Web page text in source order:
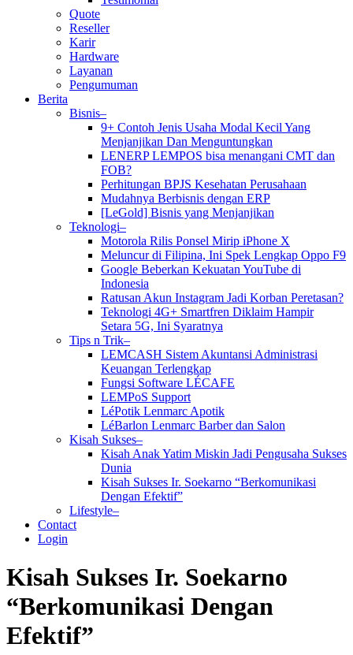
Quote
Reseller
Karir
Hardware
Layanan
Pengumuman
Berita
Bisnis–
9+ Contoh Jenis Usaha Modal Kecil Yang
Menjanjikan Dan Menguntungkan
LENERP LEMPOS bisa menangani CMT dan
FOB?
Perhitungan BPJS Kesehatan Perusahaan
Mudahnya Berbisnis dengan ERP
[LeGold] Bisnis yang Menjanjikan
Teknologi–
Motorola Rilis Ponsel Mirip iPhone X
Meluncur di Filipina, Ini Spek Lengkap Oppo F9
Google Beberkan Kekuatan YouTube di
Indonesia
Ratusan Akun Instagram Jadi Korban Peretasan?
Teknologi 4G+ Smartfren Diklaim Hampir
Setara 5G, Ini Syaratnya
Tips n Trik–
LEMCASH Sistem Akuntansi Administrasi
Keuangan Terlengkap
Fungsi Software LÉCAFE
LEMPoS Support
LéPotik Lenmarc Apotik
LéBarlon Lenmarc Barber dan Salon
Kisah Sukses–
Kisah Anak Yatim Miskin Jadi Pengusaha Sukses
Dunia
Kisah Sukses Ir. Soekarno “Berkomunikasi
Dengan Efektif”
Lifestyle–
Contact
Login
Kisah Sukses Ir. Soekarno
“Berkomunikasi Dengan
Efektif”